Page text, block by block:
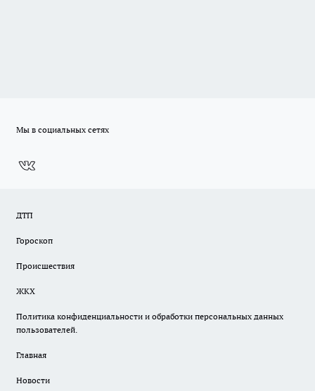
Мы в социальных сетях
ДТП
Гороскоп
Происшествия
ЖКХ
Политика конфиденциальности и обработки персональных данных
пользователей.
Главная
Новости